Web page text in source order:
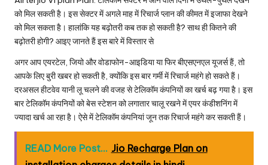
को मिल सकती है। इस सेक्टर में अगले माह में रिचार्ज प्लान की कीमत में इजाफा देखने
को मिल सकता है। हालांकि यह बढ़ोतरी कब तक हो सकती है? साथ ही कितने की
बढ़ोतरी होगी? आइए जानते हैं इस बारे में विस्तार से
अगर आप एयरटेल, जियो और वोडाफोन-आइडिया या फिर बीएसएनएल यूजर्स हैं, तो
आपके लिए बुरी खबर हो सकती है, क्योंकि इस बार गर्मी में रिचार्ज महंगे हो सकते हैं।
दरअसल हीटवेव यानी लू चलने की वजह से टेलिकॉम कंपनियों का खर्च बढ़ गया है। इस
बार टेलिकॉम कंपनियों को बेस स्टेशन को लगातार चालू रखने में एयर कंडीशनिंग में
ज्यादा खर्च आ रहा है। ऐसे में टेलिकॉम कंपनियां जून तक रिचार्ज महंगे कर सकती हैं।
READ More Post... Jio Recharge Plan on